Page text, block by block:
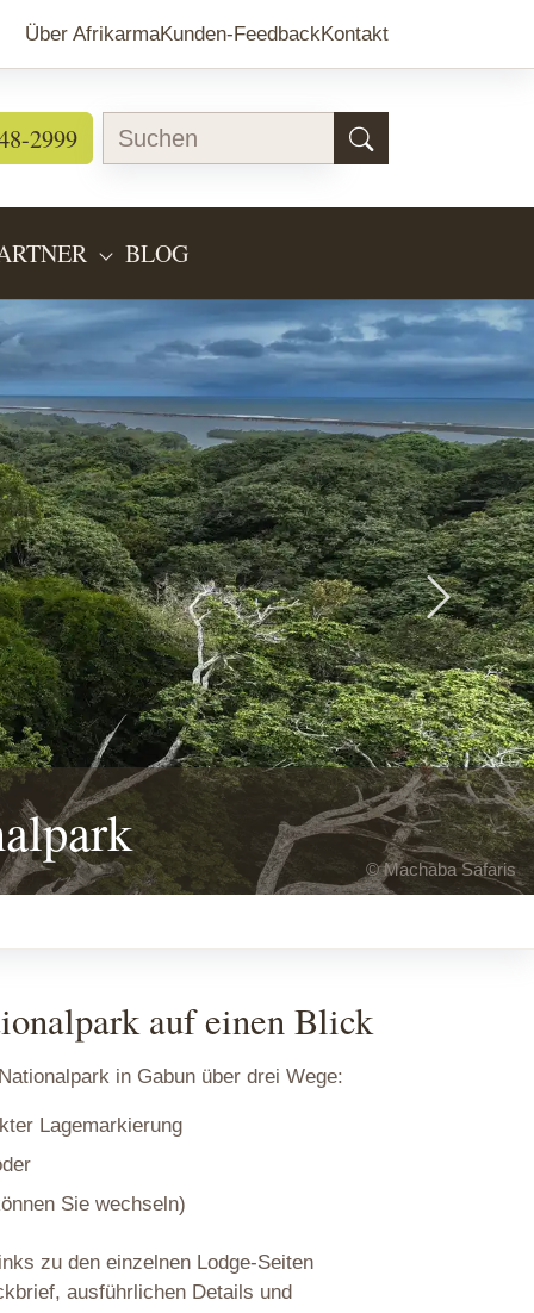
Über AfrikarmaKunden-FeedbackKontakt
2999
FOR "LÄNDERINFOS"
SUBMENU FOR "PARTNER"
BLOG
© Machaba Safaris
Next
auf einen Blick
in Gabun über drei Wege:
Lagemarkierung
Sie wechseln)
zu den einzelnen Lodge-Seiten
ausführlichen Details und